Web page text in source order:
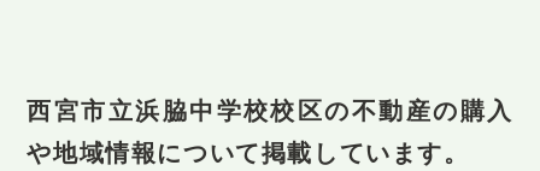
西宮市立浜脇中学校校区の不動産の購入
や地域情報について掲載しています。